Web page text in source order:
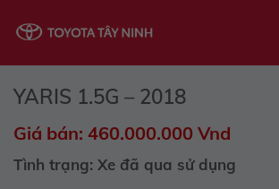
YARIS 1.5G – 2018
Giá bán: 460.000.000 Vnd
Tình trạng: Xe đã qua sử dụng